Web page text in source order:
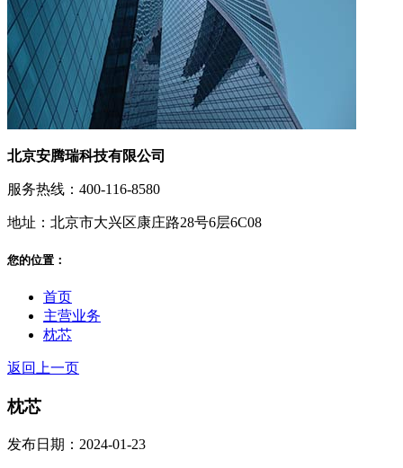
北京安腾瑞科技有限公司
服务热线：400-116-8580
地址：北京市大兴区康庄路28号6层6C08
您的位置：
首页
主营业务
枕芯
返回上一页
枕芯
发布日期：2024-01-23